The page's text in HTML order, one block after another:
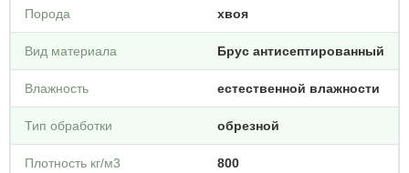
Порода хвоя
Вид материала Брус антисептированный
Влажность естественной влажности
Тип обработки обрезной
Плотность кг/м3 800